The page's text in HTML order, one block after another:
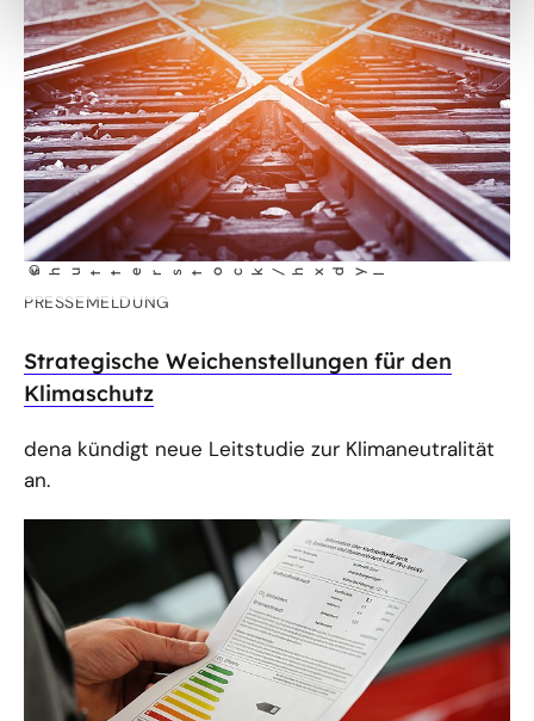
©
shutterstock/hxdy l
PRESSEMELDUNG
Strategische Weichenstellungen für den
Klimaschutz
dena kündigt neue Leitstudie zur Klimaneutralität
an.